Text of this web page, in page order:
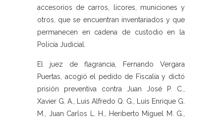
accesorios de carros, licores, municiones y
otros, que se encuentran inventariados y que
permanecen en cadena de custodio en la
Policía Judicial.
El juez de flagrancia, Fernando Vergara
Puertas, acogió el pedido de Fiscalía y dictó
prisión preventiva contra Juan José P. C.,
Xavier G. A., Luis Alfredo Q. G., Luis Enrique G.
M., Juan Carlos L. H., Heriberto Miguel M. G.,